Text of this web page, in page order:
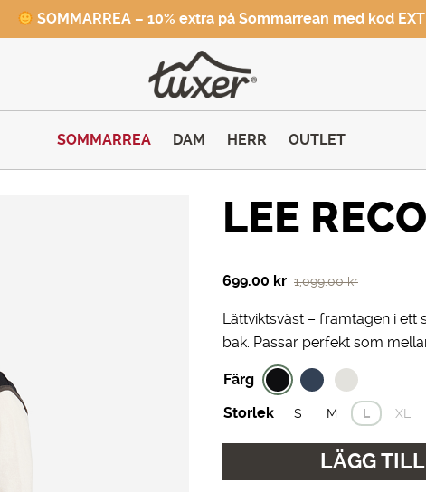
SOMMARREA – 10% extra på Sommarrean med kod
SOMMARREA DAM HERR OUTLET
LEE
1,099.00kr
Det
priset
var:
1,099.00 kr.
699.00 kr
Det
priset
är:
699.00 kr.
Lättviktsväst – framtagen i
bak. Passar perfekt som
Storlek S M L XL
Färg
LÄGG